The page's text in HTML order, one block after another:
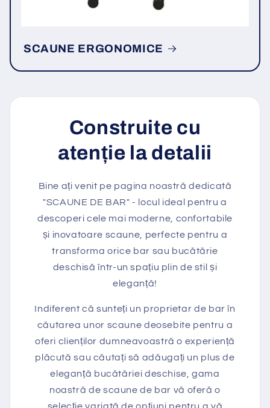
SCAUNE ERGONOMICE
Construite cu
atenție la detalii
Bine ați venit pe pagina noastră dedicată
"SCAUNE DE BAR" - locul ideal pentru a
descoperi cele mai moderne, confortabile
și inovatoare scaune, perfecte pentru a
transforma orice bar sau bucătărie
deschisă într-un spațiu plin de stil și
eleganță!
Indiferent că sunteți un proprietar de bar în
căutarea unor scaune deosebite pentru a
oferi clienților dumneavoastră o experiență
plăcută sau căutați să adăugați un plus de
eleganță bucătăriei deschise, gama
noastră de scaune de bar vă oferă o